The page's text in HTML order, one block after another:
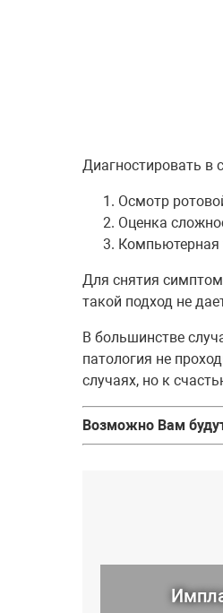
Диагностировать в
Осмотр
Оценка
Компьютерная
Для снятия
такой подход не
В большинстве
патология не
случаях, но к
Возможно Вам